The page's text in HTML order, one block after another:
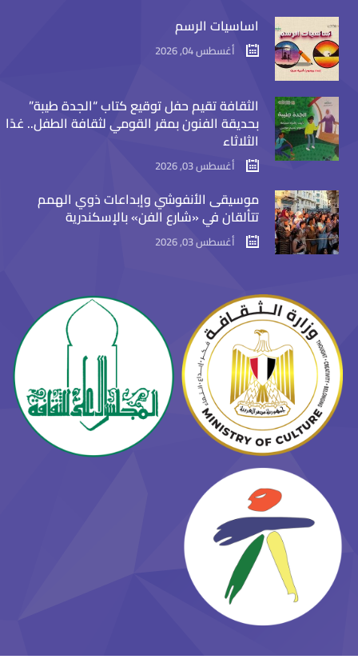
اساسيات الرسم
أغسطس 04, 2026
الثقافة تقيم حفل توقيع كتاب “الجدة طيبة”
بحديقة الفنون بمقر القومي لثقافة الطفل.. غدًا
الثلاثاء
أغسطس 03, 2026
موسيقى الأنفوشي وإبداعات ذوي الهمم
تتألقان في «شارع الفن» بالإسكندرية
أغسطس 03, 2026